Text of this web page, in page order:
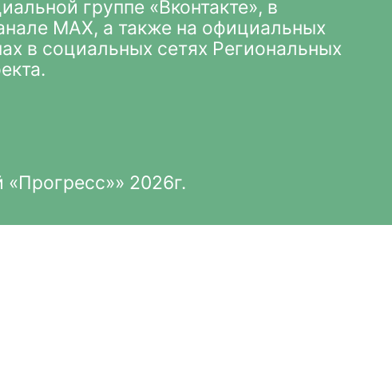
группе «Вконтакте», в
MAX, а также на официальных
в социальных сетях Региональных
2026г.